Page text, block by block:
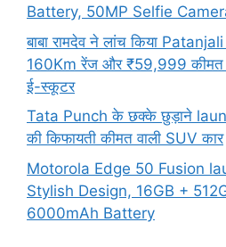
Battery, 50MP Selfie
बाबा रामदेव ने लांच किया
160Km रेंज और ₹59,999 कीमत
ई-स्कूटर
Tata Punch के छक्के छुड़ाने
की किफायती कीमत वाली SUV कार
Motorola Edge 50 Fusion
Stylish Design, 16GB +
6000mAh Battery